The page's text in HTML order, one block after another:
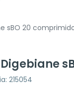
sBO 20
215054